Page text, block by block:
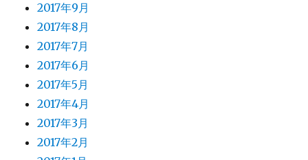
2017年9月
2017年8月
2017年7月
2017年6月
2017年5月
2017年4月
2017年3月
2017年2月